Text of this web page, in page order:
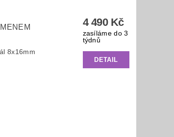
8x16mm
4 490 Kč
zasíláme do 3
týdnů
DETAIL